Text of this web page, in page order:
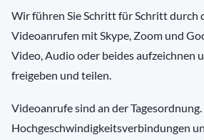
Wir führen Sie Schritt für Schritt durch
Videoanrufen mit Skype, Zoom und
Video, Audio oder beides aufzeichnen
freigeben und teilen.
Videoanrufe sind an der Tagesordnung.
Hochgeschwindigkeitsverbindungen